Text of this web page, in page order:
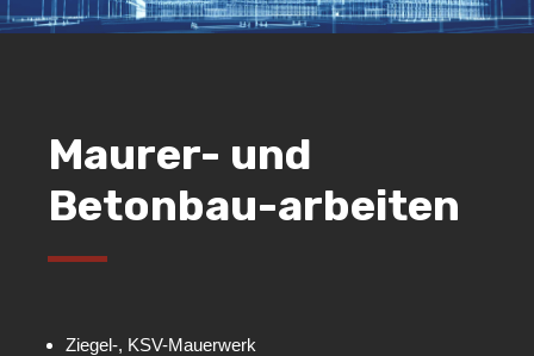
Maurer- und
Betonbau-arbeiten
Ziegel-, KSV-Mauerwerk